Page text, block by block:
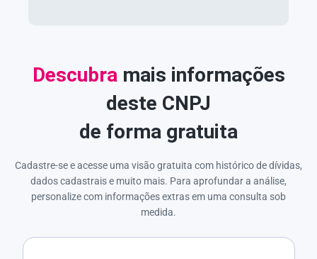
Descubra mais informações
deste CNPJ
de forma gratuita
Cadastre-se e acesse uma visão gratuita com histórico de dívidas,
dados cadastrais e muito mais. Para aprofundar a análise,
personalize com informações extras em uma consulta sob
medida.